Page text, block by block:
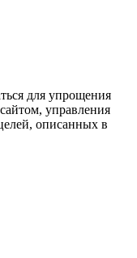
для упрощения
управления
описанных в